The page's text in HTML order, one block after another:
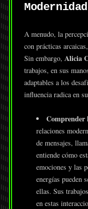
A menudo, la
con prácticas
Sin embargo, Alicia
trabajos, en sus
adaptables a los
influencia radica en
relaciones
de mensajes,
entiende cómo
emociones y las
energías pueden
ellas. Sus
en estas